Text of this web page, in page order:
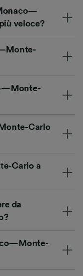
veloce?
Carlo
Carlo a
da